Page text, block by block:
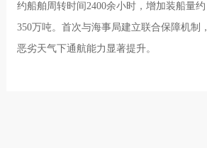
约船舶周转时间2400余小时，增加装船量约
350万吨。首次与海事局建立联合保障机制，
恶劣天气下通航能力显著提升。